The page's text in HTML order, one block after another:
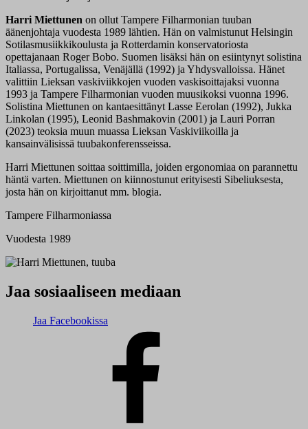
Harri Miettunen on ollut Tampere Filharmonian tuuban
äänenjohtaja vuodesta 1989 lähtien. Hän on valmistunut Helsingin
Sotilasmusiikkikoulusta ja Rotterdamin konservatoriosta
opettajanaan Roger Bobo. Suomen lisäksi hän on esiintynyt solistina
Italiassa, Portugalissa, Venäjällä (1992) ja Yhdysvalloissa. Hänet
valittiin Lieksan vaskiviikkojen vuoden vaskisoittajaksi vuonna
1993 ja Tampere Filharmonian vuoden muusikoksi vuonna 1996.
Solistina Miettunen on kantaesittänyt Lasse Eerolan (1992), Jukka
Linkolan (1995), Leonid Bashmakovin (2001) ja Lauri Porran
(2023) teoksia muun muassa Lieksan Vaskiviikoilla ja
kansainvälisissä tuubakonferensseissa.
Harri Miettunen soittaa soittimilla, joiden ergonomiaa on parannettu
häntä varten. Miettunen on kiinnostunut erityisesti Sibeliuksesta,
josta hän on kirjoittanut mm. blogia.
Tampere Filharmoniassa
Vuodesta 1989
Jaa sosiaaliseen mediaan
Jaa Facebookissa